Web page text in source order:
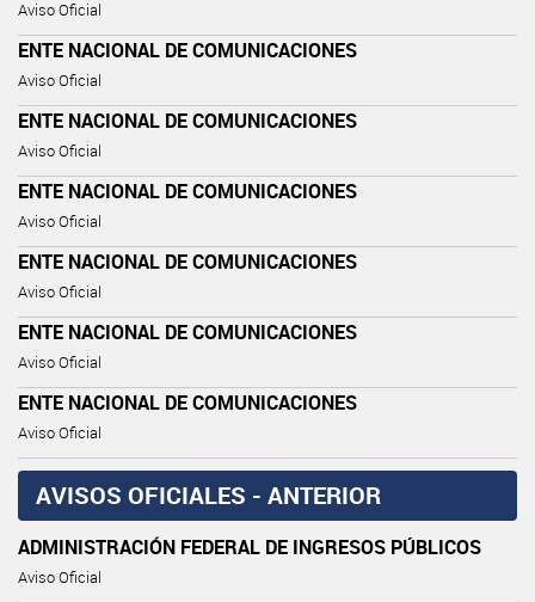
Aviso Oficial
ENTE NACIONAL DE COMUNICACIONES
Aviso Oficial
ENTE NACIONAL DE COMUNICACIONES
Aviso Oficial
ENTE NACIONAL DE COMUNICACIONES
Aviso Oficial
ENTE NACIONAL DE COMUNICACIONES
Aviso Oficial
ENTE NACIONAL DE COMUNICACIONES
Aviso Oficial
ENTE NACIONAL DE COMUNICACIONES
Aviso Oficial
AVISOS OFICIALES - ANTERIOR
ADMINISTRACIÓN FEDERAL DE INGRESOS PÚBLICOS
Aviso Oficial